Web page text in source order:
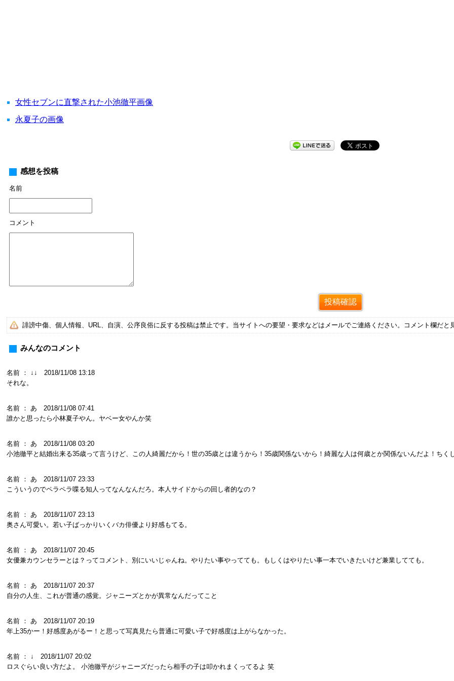
女性セブンに直撃された小池徹平画像
永夏子の画像
感想を投稿
名前
コメント
誹謗中傷、個人情報、URL、自演、公序良俗に反する投稿は禁止です。当サイトへの要望・要求などはメールでご連絡ください。コメント欄だと
みんなのコメント
名前 ： ↓↓ 2018/11/08 13:18
それな。
名前 ： あ 2018/11/08 07:41
誰かと思ったら小林夏子やん。ヤベー女やんか笑
名前 ： あ 2018/11/08 03:20
小池徹平と結婚出来る35歳って言うけど、この人綺麗だから！世の35歳とは違うから！35歳関係ないから！綺麗な人は何歳とか関係ないんだよ！ちく
名前 ： あ 2018/11/07 23:33
こういうのでペラペラ喋る知人ってなんなんだろ。本人サイドからの回し者的なの？
名前 ： あ 2018/11/07 23:13
奥さん可愛い。若い子ばっかりいくバカ俳優より好感もてる。
名前 ： あ 2018/11/07 20:45
女優兼カウンセラーとは？ってコメント、別にいいじゃんね。やりたい事やってても。もしくはやりたい事一本でいきたいけど兼業してても。
名前 ： あ 2018/11/07 20:37
自分の人生、これが普通の感覚。ジャニーズとかが異常なんだってこと
名前 ： あ 2018/11/07 20:19
年上35かー！好感度あがるー！と思って写真見たら普通に可愛い子で好感度は上がらなかった。
名前 ： ↓ 2018/11/07 20:02
ロスぐらい良い方だよ。 小池徹平がジャニーズだったら相手の子は叩かれまくってるよ 笑